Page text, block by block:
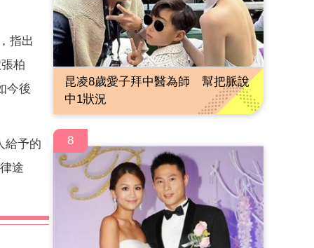
指出
柏
今後
給予的
途
昆凌8歲愛子拜中醫為師 幫把脈說
中1狀況
8